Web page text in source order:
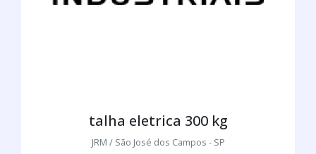
talha eletrica 300 kg
JRM / São José dos Campos - SP